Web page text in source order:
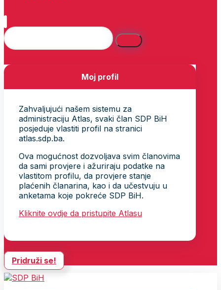
Moj profil
Zahvaljujući našem sistemu za
administraciju Atlas, svaki član SDP BiH
posjeduje vlastiti profil na stranici
atlas.sdp.ba.
Ova mogućnost dozvoljava svim članovima
da sami provjere i ažuriraju podatke na
vlastitom profilu, da provjere stanje
plaćenih članarina, kao i da učestvuju u
anketama koje pokreće SDP BiH.
Kliknite ovdje da pristupite Atlasu
Pridruži se!